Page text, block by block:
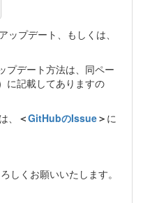
ップデート、もしくは、
プデート方法は、同ペー
に記載してありますの
＜GitHubのIssue＞ に
しくお願いいたします。